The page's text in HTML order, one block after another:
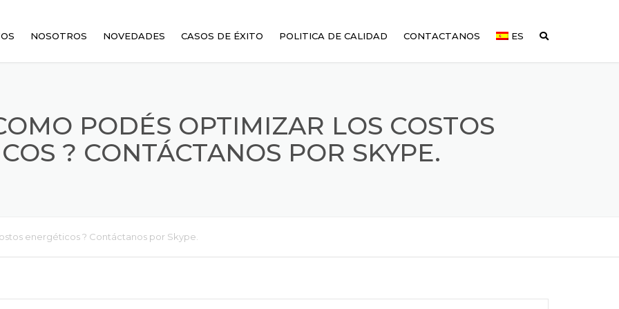
NOSOTROS NOVEDADES CASOS DE ÉXITO POLITICA DE CALIDAD CONTACTANOS ES
PODÉS OPTIMIZAR LOS COSTOS
? CONTÁCTANOS POR SKYPE.
energéticos ? Contáctanos por Skype.